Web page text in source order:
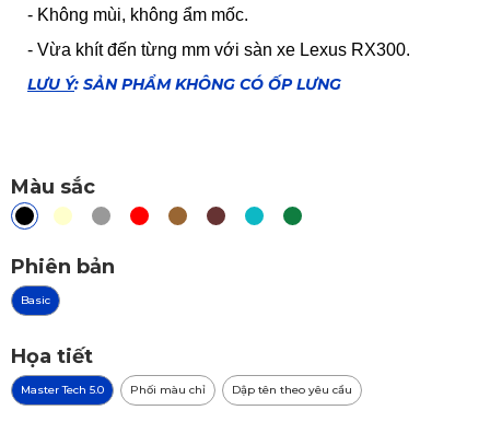
- Không mùi, không ẩm mốc.
- Vừa khít đến từng mm với sàn xe Lexus RX300.
LƯU Ý: SẢN PHẨM KHÔNG CÓ ỐP LƯNG
Màu sắc
Phiên bản
Basic
Họa tiết
Master Tech 5.0 Phối màu chỉ Dập tên theo yêu cầu